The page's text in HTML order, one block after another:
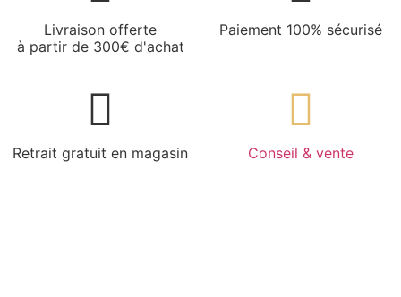
Livraison offerte
à partir de 300€ d'achat
Paiement 100% sécurisé
Retrait gratuit en magasin Conseil & vente